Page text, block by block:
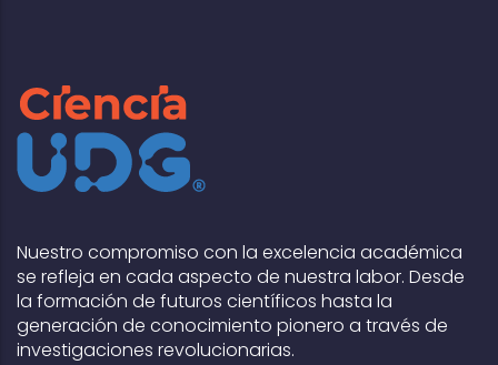
Nuestro compromiso con la excelencia académica
se refleja en cada aspecto de nuestra labor. Desde
la formación de futuros científicos hasta la
generación de conocimiento pionero a través de
investigaciones revolucionarias.